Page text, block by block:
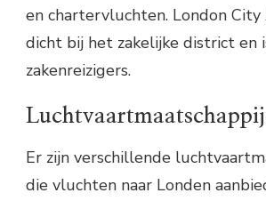
en chartervluchten. London
dicht bij het zakelijke district en
zakenreizigers.
Er zijn verschillende
die vluchten naar Londen